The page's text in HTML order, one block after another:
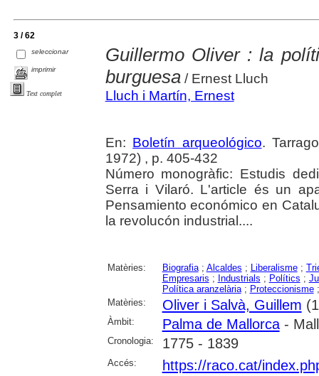
3 / 62
seleccionar
imprimir
Text complet
Guillermo Oliver : la
burguesa/ Ernest Lluch
Lluch i Martín, Ernest
En: Boletín arqueológico.
1972) , p. 405-432
Número monogràfic: Estudis
Serra i Vilaró. L'article és un
Pensamiento económico en
la revolucón industrial....
Matèries: Biografia; Alcaldes ; Liberalisme;
Empresaris ; Industrials ; Polítics ;
Política aranzelària; Proteccionisme
Matèries:
Oliver i Salvà, Guillem
Àmbit: Palma de Mallorca-
Cronologia: 1775 - 1839
Accés: https://raco.cat/